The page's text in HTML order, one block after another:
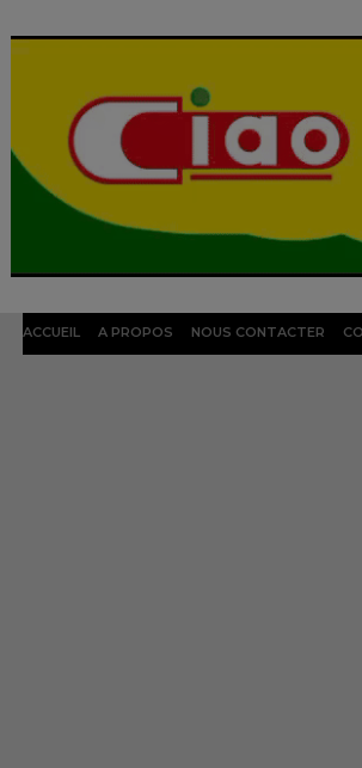
ACCUEIL A PROPOS NOUS CONTACTER